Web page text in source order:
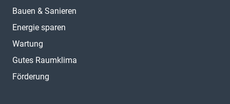
Bauen & Sanieren
Energie sparen
Wartung
Gutes Raumklima
Förderung